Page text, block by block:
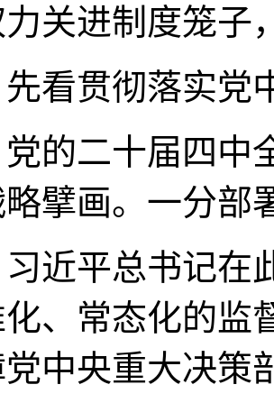
关进制度笼子
贯彻落实党
二十届四中全
略擘画。一分部
平总书记在此
、常态化的监
中央重大决策